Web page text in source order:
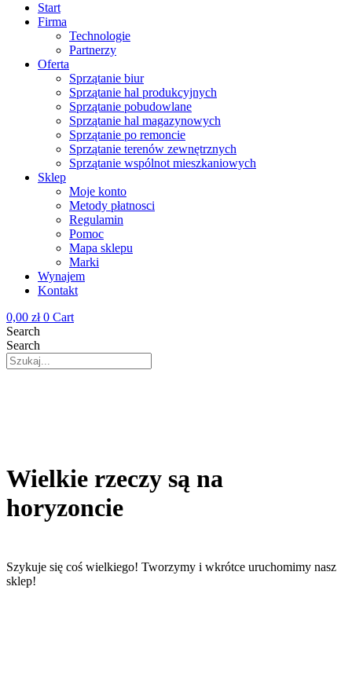
Start
Firma
Technologie
Partnerzy
Oferta
Sprzątanie biur
Sprzątanie hal produkcyjnych
Sprzątanie pobudowlane
Sprzątanie hal magazynowych
Sprzątanie po remoncie
Sprzątanie terenów zewnętrznych
Sprzątanie wspólnot mieszkaniowych
Sklep
Moje konto
Metody płatnosci
Regulamin
Pomoc
Mapa sklepu
Marki
Wynajem
Kontakt
0,00 zł 0 Cart
Search
Search
Wielkie rzeczy są na
horyzoncie
Szykuje się coś wielkiego! Tworzymy i wkrótce uruchomimy nasz
sklep!